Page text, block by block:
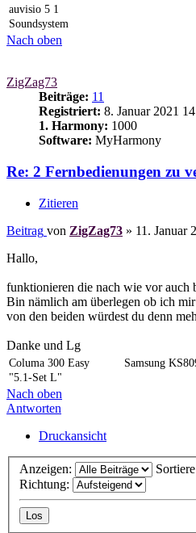
auvisio 5 1
Soundsystem
Nach oben
ZigZag73
Beiträge: 11
Registriert: 8. Januar 2021
1. Harmony: 1000
Software: MyHarmony
Re: 2 Fernbedienungen zu
Zitieren
Beitrag von ZigZag73 » 11. Januar
Hallo,
funktionieren die nach wie vor auch
Bin nämlich am überlegen ob ich
von den beiden würdest du denn
Danke und Lg
Columa 300 Easy
"5.1-Set L"
Samsung
Nach oben
Antworten
Druckansicht
Anzeigen:
Richtung: